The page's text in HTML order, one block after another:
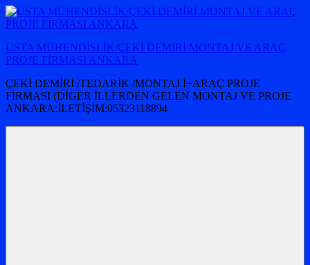
İçeriğe
atla
USTA MÜHENDİSLİK/ÇEKİ DEMİRİ MONTAJ VE ARAÇ
PROJE FİRMASI ANKARA
ÇEKİ DEMİRİ /TEDARİK /MONTAJ İ+ARAÇ PROJE
FİRMASI (DİGER İLLERDEN GELEN MONTAJ VE PROJE
ANKARA:İLETİŞİM:05323118894